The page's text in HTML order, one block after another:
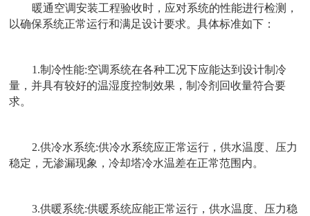
暖通空调安装工程验收时，应对系统的性能进行检测，
以确保系统正常运行和满足设计要求。具体标准如下：
1.制冷性能:空调系统在各种工况下应能达到设计制冷
量，并具有较好的温湿度控制效果，制冷剂回收量符合要
求。
2.供冷水系统:供冷水系统应正常运行，供水温度、压力
稳定，无渗漏现象，冷却塔冷水温差在正常范围内。
3.供暖系统:供暖系统应能正常运行，供水温度、压力稳